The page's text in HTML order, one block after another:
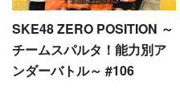
SKE48 ZERO POSITION ～
チームスパルタ！能力別ア
ンダーバトル～ #106